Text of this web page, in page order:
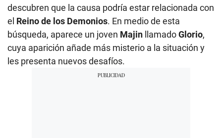
descubren que la causa podría estar relacionada con
el Reino de los Demonios. En medio de esta
búsqueda, aparece un joven Majin llamadoGlorio,
cuya aparición añade más misterio a la situación y
les presenta nuevos desafíos.